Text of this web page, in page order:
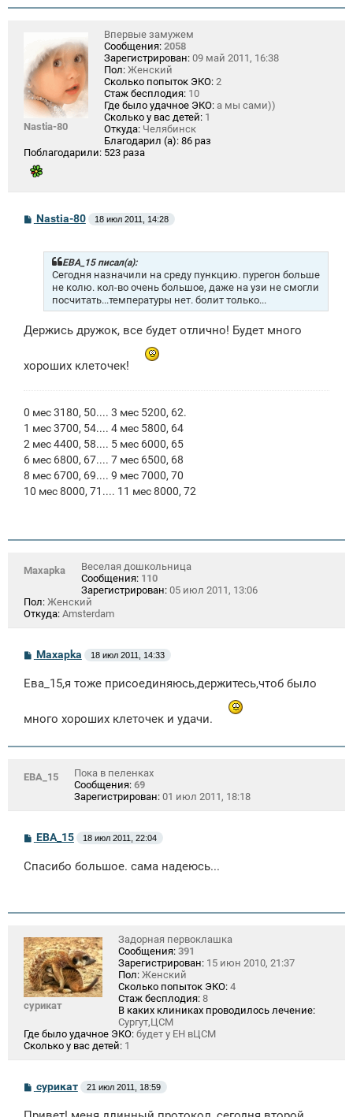
Nastia-80
Впервые замужем
Сообщения: 2058
Зарегистрирован: 09 май 2011, 16:38
Пол: Женский
Сколько попыток ЭКО: 2
Стаж бесплодия: 10
Где было удачное ЭКО: а мы сами))
Сколько у вас детей: 1
Откуда: Челябинск
Благодарил (а): 86 раз
Поблагодарили: 523 раза
СNastia-80 18 июл 2011, 14:28
ЕВА_15 писал(а):
Сегодня назначили на среду пункцию. пурегон больше
не колю. кол-во очень большое, даже на узи не смогли
посчитать...температуры нет. болит только...
Держись дружок, все будет отлично! Будет много
хороших клеточек!
0 мес 3180, 50.... 3 мес 5200, 62.
1 мес 3700, 54.... 4 мес 5800, 64
2 мес 4400, 58.... 5 мес 6000, 65
6 мес 6800, 67.... 7 мес 6500, 68
8 мес 6700, 69.... 9 мес 7000, 70
10 мес 8000, 71.... 11 мес 8000, 72
Maxapka
Веселая дошкольница
Сообщения: 110
Зарегистрирован: 05 июл 2011, 13:06
Пол: Женский
Откуда: Amsterdam
С
б
н
Maxapka 18 июл 2011, 14:33
Ева_15,я тоже присоединяюсь,держитесь,чтоб было
много хороших клеточек и удачи.
ЕВА_15
Пока в пеленках
Сообщения: 69
Зарегистрирован: 01 июл 2011, 18:18
С
б
и
ЕВА_15 18 июл 2011, 22:04
Спасибо большое. сама надеюсь...
сурикат
Задорная первоклашка
Сообщения: 391
Зарегистрирован: 15 июн 2010, 21:37
Пол: Женский
Сколько попыток ЭКО: 4
Стаж бесплодия: 8
В каких клиниках проводилось лечение:
Сургут,ЦСМ
Где было удачное ЭКО: будет у ЕН вЦСМ
Сколько у вас детей: 1
Ссурикат 21 июл 2011, 18:59